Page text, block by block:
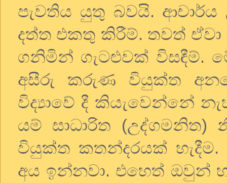
පැවතිය යුතු බවයි.
දත්ත එකතු කිරීම්. තවත්
ගනිමින් ගැටළුවක් විසඳීම්.
අසීරු කරුණ වියුක්ත
විද්‍යාවේ දී කියැවෙන්නේ
යම් සාධාරිත
වියුක්ත කතන්දරයක්
අය ඉන්නවා. එහෙත් ඔවුන්